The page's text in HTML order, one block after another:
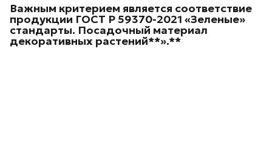
Важным критерием является соответствие
продукции ГОСТ Р 59370-2021 «Зеленые»
стандарты. Посадочный материал
декоративных растений**».**